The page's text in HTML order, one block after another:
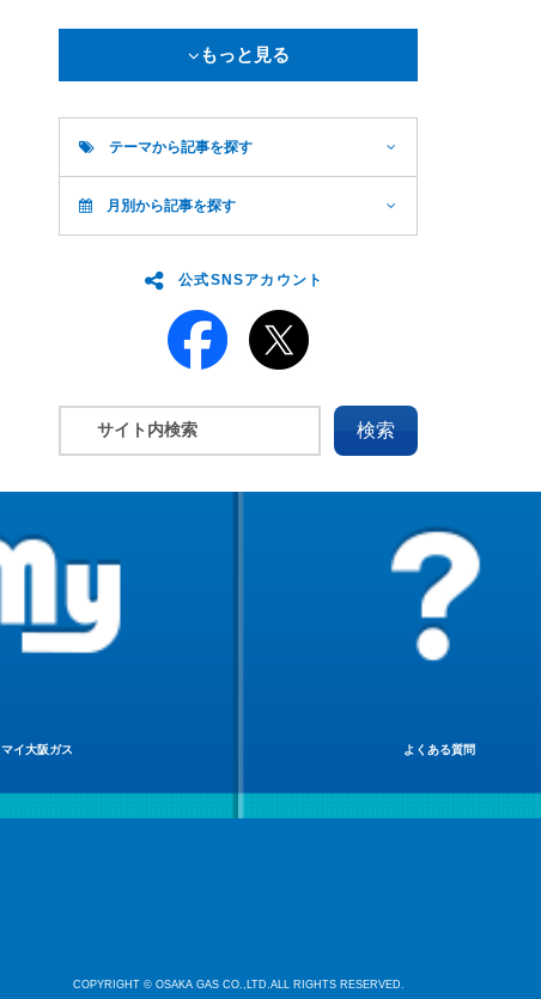
もっと見る
テーマから記事を探す
月別から記事を探す
公式SNSアカウント
マイ大阪ガス よくある質問
COPYRIGHT © OSAKA GAS CO.,LTD.ALL RIGHTS RESERVED.